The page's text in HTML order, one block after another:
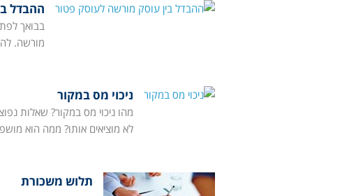
ההבדל
בבואך
מורשה.
ניכוי מס במקור
מהו ניכוי מס במקור? שאלות
לא מוציאים אותו? ממה הוא
תלוש משכורת